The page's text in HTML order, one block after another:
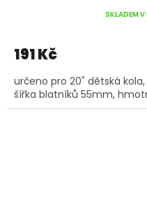
SKLADEM V
191 Kč
určeno pro 20" dětská
šířka blatníků 55mm,